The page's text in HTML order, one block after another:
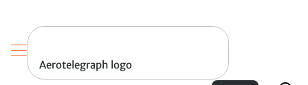
Aerotelegraph logo